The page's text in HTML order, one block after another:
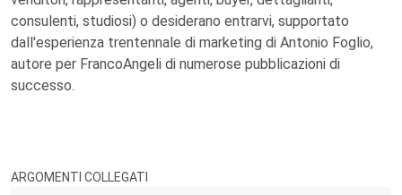
consulenti, studiosi) o desiderano entrarvi, supportato
dall'esperienza trentennale di marketing di Antonio Foglio,
autore per FrancoAngeli di numerose pubblicazioni di
successo.
ARGOMENTI COLLEGATI